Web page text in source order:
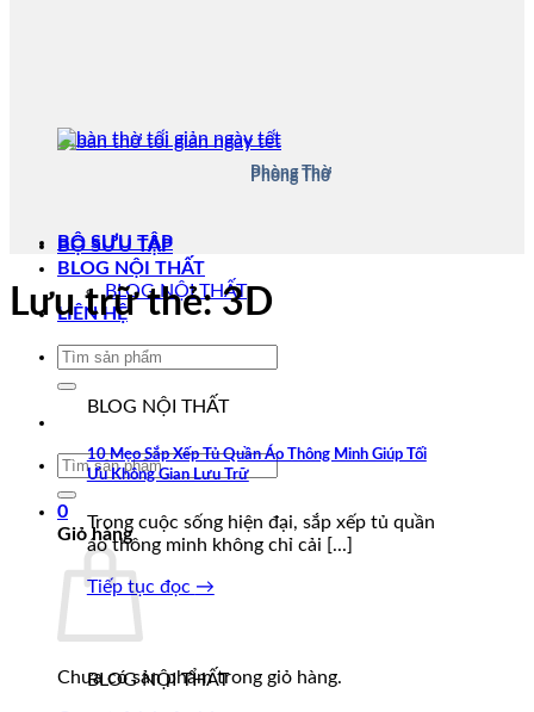
Phòng Thờ
BỘ SƯU TẬP
BLOG NỘI THẤT
BLOG NỘI THẤT
LIÊN HỆ
Tìm
Tìm
kiếm:
0
Giỏ hàng
Chưa có sản phẩm trong giỏ hàng.
Phòng Thờ
BỘ SƯU TẬP
Lưu trữ thẻ:3D
BLOG NỘI THẤT
10 Mẹo Sắp Xếp Tủ Quần Áo Thông Minh Giúp Tối
Ưu Không Gian Lưu Trữ
Trong cuộc sống hiện đại, sắp xếp tủ quần
áo thông minh không chỉ cải [...]
Tiếp tục đọc →
BLOG NỘI THẤT